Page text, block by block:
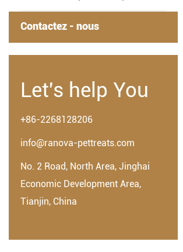
Contactez - nous
Let's help You
+86-2268128206
info@ranova-pettreats.com
No. 2 Road, North Area, Jinghai
Economic Development Area,
Tianjin, China